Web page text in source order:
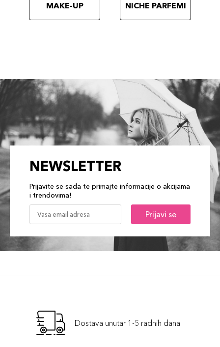
MAKE-UP NICHE PARFEMI
NEWSLETTER
Prijavite se sada te primajte informacije o akcijama
i trendovima!
Prijavi se
Dostava unutar 1-5 radnih dana